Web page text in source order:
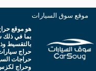
موقع سوق السيارات
هو موقع
بما في ذلك
بالتقسيط
حراج
حراجات
وحراج